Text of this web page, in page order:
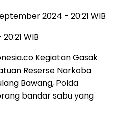
2024 - 20:21 WIB
WIB
Kegiatan Gasak
Reserse Narkoba
Bawang, Polda
bandar sabu yang